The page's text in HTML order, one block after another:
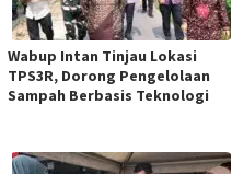
Wabup Intan Tinjau Lokasi
TPS3R, Dorong Pengelolaan
Sampah Berbasis Teknologi